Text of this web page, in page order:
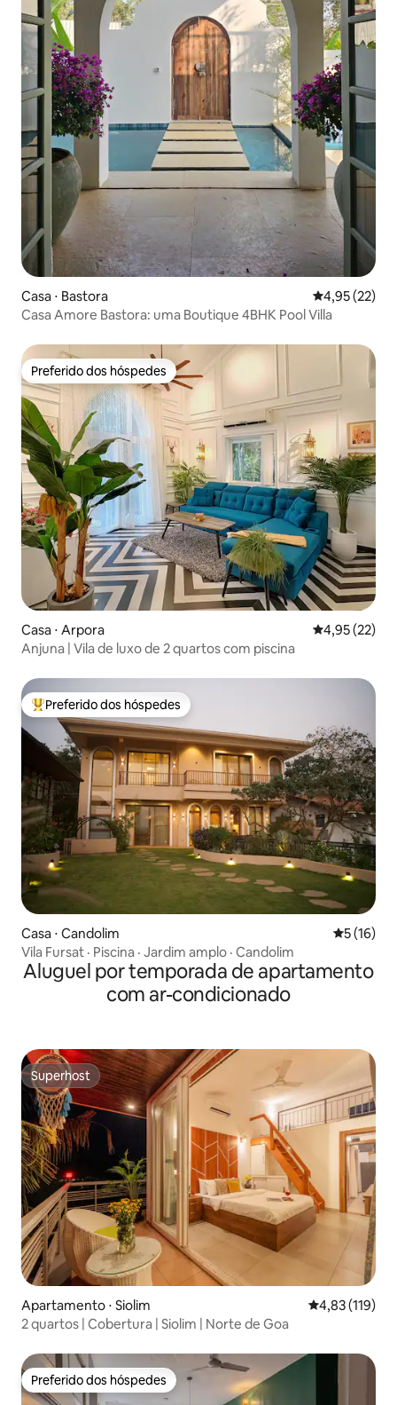
Casa ⋅ Bastora 4,95 de uma
4,95 (22)
Casa Amore Bastora: uma Boutique 4BHK Pool Villa
Preferido dos hóspedes
Preferido dos hóspedes
Casa ⋅ Arpora 4,95 de uma
4,95 (22)
Anjuna | Vila de luxo de 2 quartos com piscina
Entre os melhores preferidos dos hóspedes
Preferido dos hóspedes
Casa ⋅ Candolim 5 de uma
5 (16)
Vila Fursat · Piscina · Jardim amplo · Candolim
Aluguel por temporada de apartamento
com ar-condicionado
Superhost
Superhost
Apartamento ⋅ Siolim 4,83 de uma
4,83 (119)
2 quartos | Cobertura | Siolim | Norte de Goa
Preferido dos hóspedes
Preferido dos hóspedes